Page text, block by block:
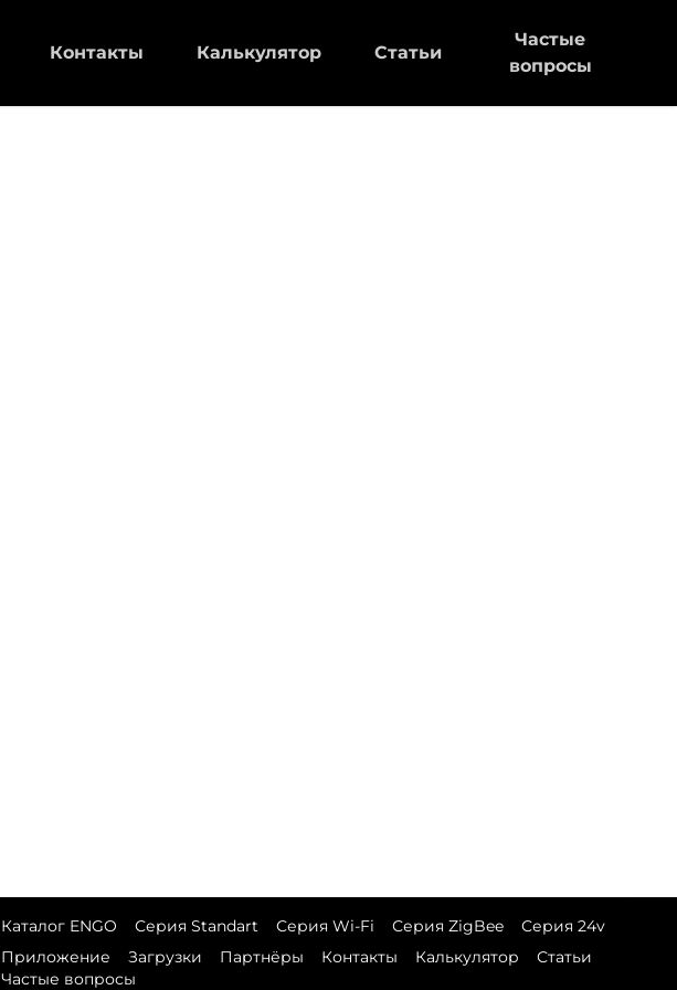
Контакты Калькулятор Статьи
Частые
вопросы
Каталог ENGO Серия Standart Серия Wi-Fi Серия ZigBee
Серия 24v
Приложение
Загрузки Партнёры Контакты Калькулятор
Статьи
Частые вопросы